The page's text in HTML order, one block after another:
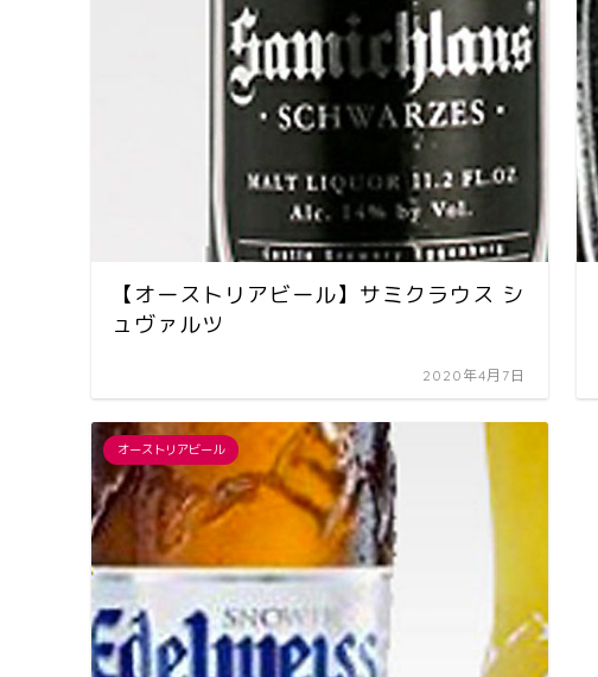
【オーストリアビール】サミクラウス シ
ュヴァルツ
2020年4月7日
オーストリアビール